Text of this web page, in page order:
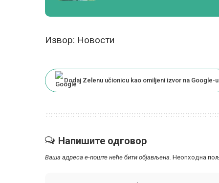
Извор: Новости
Dodaj Zelenu učionicu kao omiljeni izvor na Google-u
Напишите одговор
Ваша адреса е-поште неће бити објављена. Неопходна